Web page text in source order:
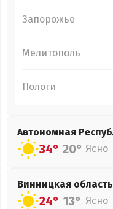
Запорожье
Мелитополь
Пологи
Автономная
34° 20° Ясно
Винницкая область
24° 13° Ясно